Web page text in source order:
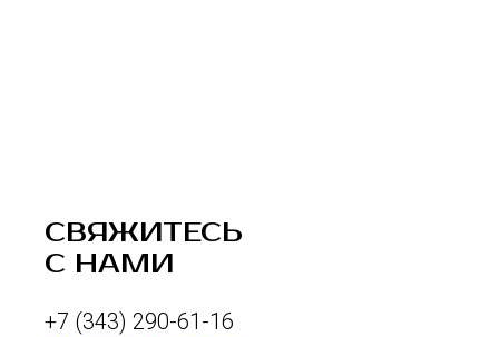
СВЯЖИТЕСЬ
С НАМИ
+7 (343) 290-61-16